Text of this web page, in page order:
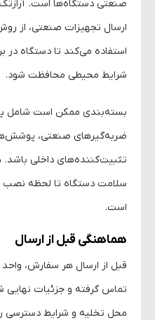
صنعتی دستگاه‌ها است.
ارسال تجهیزات صنعتی، از
استفاده می‌کند تا دستگاه در
شرایط محیطی محافظت شود.
بسته‌بندی ممکن است شامل
ضربه‌گیرهای صنعتی،
تثبیت‌کننده‌های داخلی
سلامت دستگاه تا لحظه نصب
است.
هماهنگی قبل از ارسال
قبل از ارسال هر سفارش،
تماس گرفته و جزئیات
محل تخلیه و شرایط دسترسی